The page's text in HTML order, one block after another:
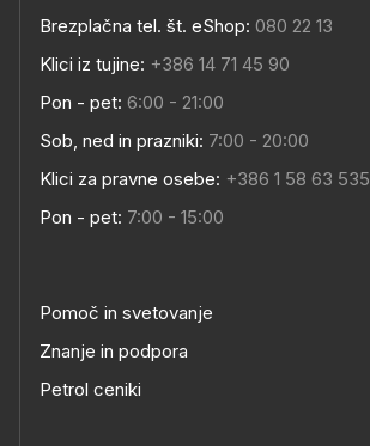
Brezplačna tel. št. eShop: 080 22 13
Klici iz tujine: +386 14 71 45 90
Pon - pet: 6:00 - 21:00
Sob, ned in prazniki: 7:00 - 20:00
Klici za pravne osebe: +386 1 58 63 535
Pon - pet: 7:00 - 15:00
Pomoč in svetovanje
Znanje in podpora
Petrol ceniki